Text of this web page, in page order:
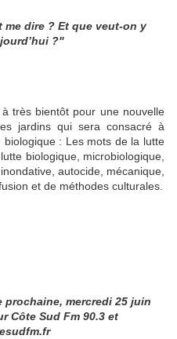
me dire ? Et que veut-on y
?"
très bientôt pour une nouvelle
jardins qui sera consacré à
: Les mots de la lutte
biologique, microbiologique,
autocide, mécanique,
et de méthodes culturales.
prochaine, mercredi 25 juin
Côte Sud Fm 90.3 et